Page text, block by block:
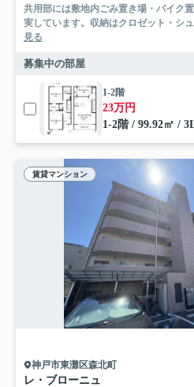
共用部には敷地内ごみ置き場・バイク
実しています。収納はクロゼット・シ
見る
募集中の部屋
1-2階
23万円
1-2階 / 99.92㎡ /
賃貸マンション
神戸市東灘区森北町
レ・ブローニュ